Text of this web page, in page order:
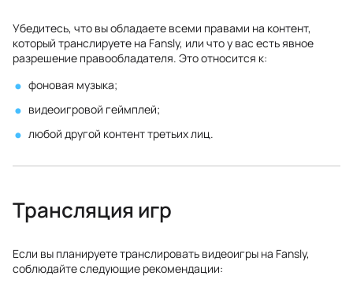
Убедитесь, что вы обладаете всеми правами на контент,
который транслируете на Fansly, или что у вас есть явное
разрешение правообладателя. Это относится к:
фоновая музыка;
видеоигровой геймплей;
любой другой контент третьих лиц.
Трансляция игр
Если вы планируете транслировать видеоигры на Fansly,
соблюдайте следующие рекомендации: